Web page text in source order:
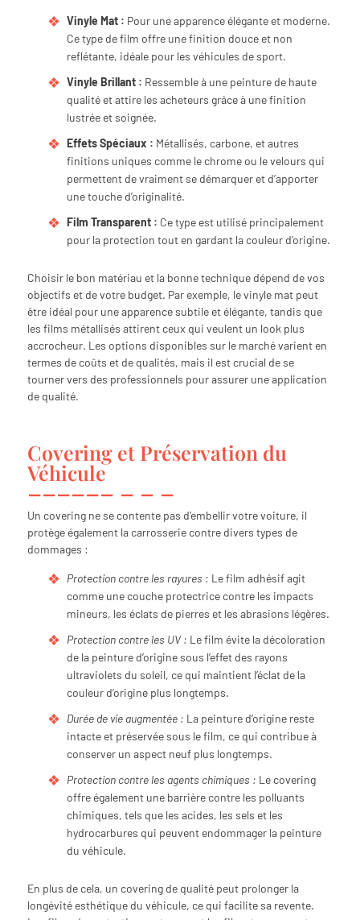
Vinyle Mat : Pour une apparence élégante et moderne.
Ce type de film offre une finition douce et non
reflétante, idéale pour les véhicules de sport.
Vinyle Brillant : Ressemble à une peinture de haute
qualité et attire les acheteurs grâce à une finition
lustrée et soignée.
Effets Spéciaux : Métallisés, carbone, et autres
finitions uniques comme le chrome ou le velours qui
permettent de vraiment se démarquer et d’apporter
une touche d’originalité.
Film Transparent : Ce type est utilisé principalement
pour la protection tout en gardant la couleur d’origine.
Choisir le bon matériau et la bonne technique dépend de vos
objectifs et de votre budget. Par exemple, le vinyle mat peut
être idéal pour une apparence subtile et élégante, tandis que
les films métallisés attirent ceux qui veulent un look plus
accrocheur. Les options disponibles sur le marché varient en
termes de coûts et de qualités, mais il est crucial de se
tourner vers des professionnels pour assurer une application
de qualité.
Covering et Préservation du
Véhicule
Un covering ne se contente pas d’embellir votre voiture, il
protège également la carrosserie contre divers types de
dommages :
Protection contre les rayures : Le film adhésif agit
comme une couche protectrice contre les impacts
mineurs, les éclats de pierres et les abrasions légères.
Protection contre les UV : Le film évite la décoloration
de la peinture d’origine sous l’effet des rayons
ultraviolets du soleil, ce qui maintient l’éclat de la
couleur d’origine plus longtemps.
Durée de vie augmentée : La peinture d’origine reste
intacte et préservée sous le film, ce qui contribue à
conserver un aspect neuf plus longtemps.
Protection contre les agents chimiques : Le covering
offre également une barrière contre les polluants
chimiques, tels que les acides, les sels et les
hydrocarbures qui peuvent endommager la peinture
du véhicule.
En plus de cela, un covering de qualité peut prolonger la
longévité esthétique du véhicule, ce qui facilite sa revente.